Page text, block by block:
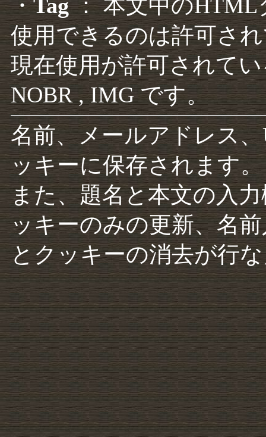
・Tag： 本文中のHTML
使用できるのは許可さ
現在使用が許可されて
NOBR , IMG です。
名前、メールアドレス
ッキーに保存されます。
また、題名と本文の入
ッキーのみの更新、名
とクッキーの消去が行